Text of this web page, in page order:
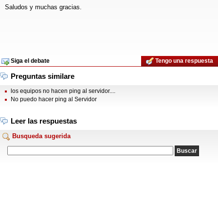
Saludos y muchas gracias.
Siga el debate Tengo una respuesta
Preguntas similare
los equipos no hacen ping al servidor....
No puedo hacer ping al Servidor
Leer las respuestas
Busqueda sugerida